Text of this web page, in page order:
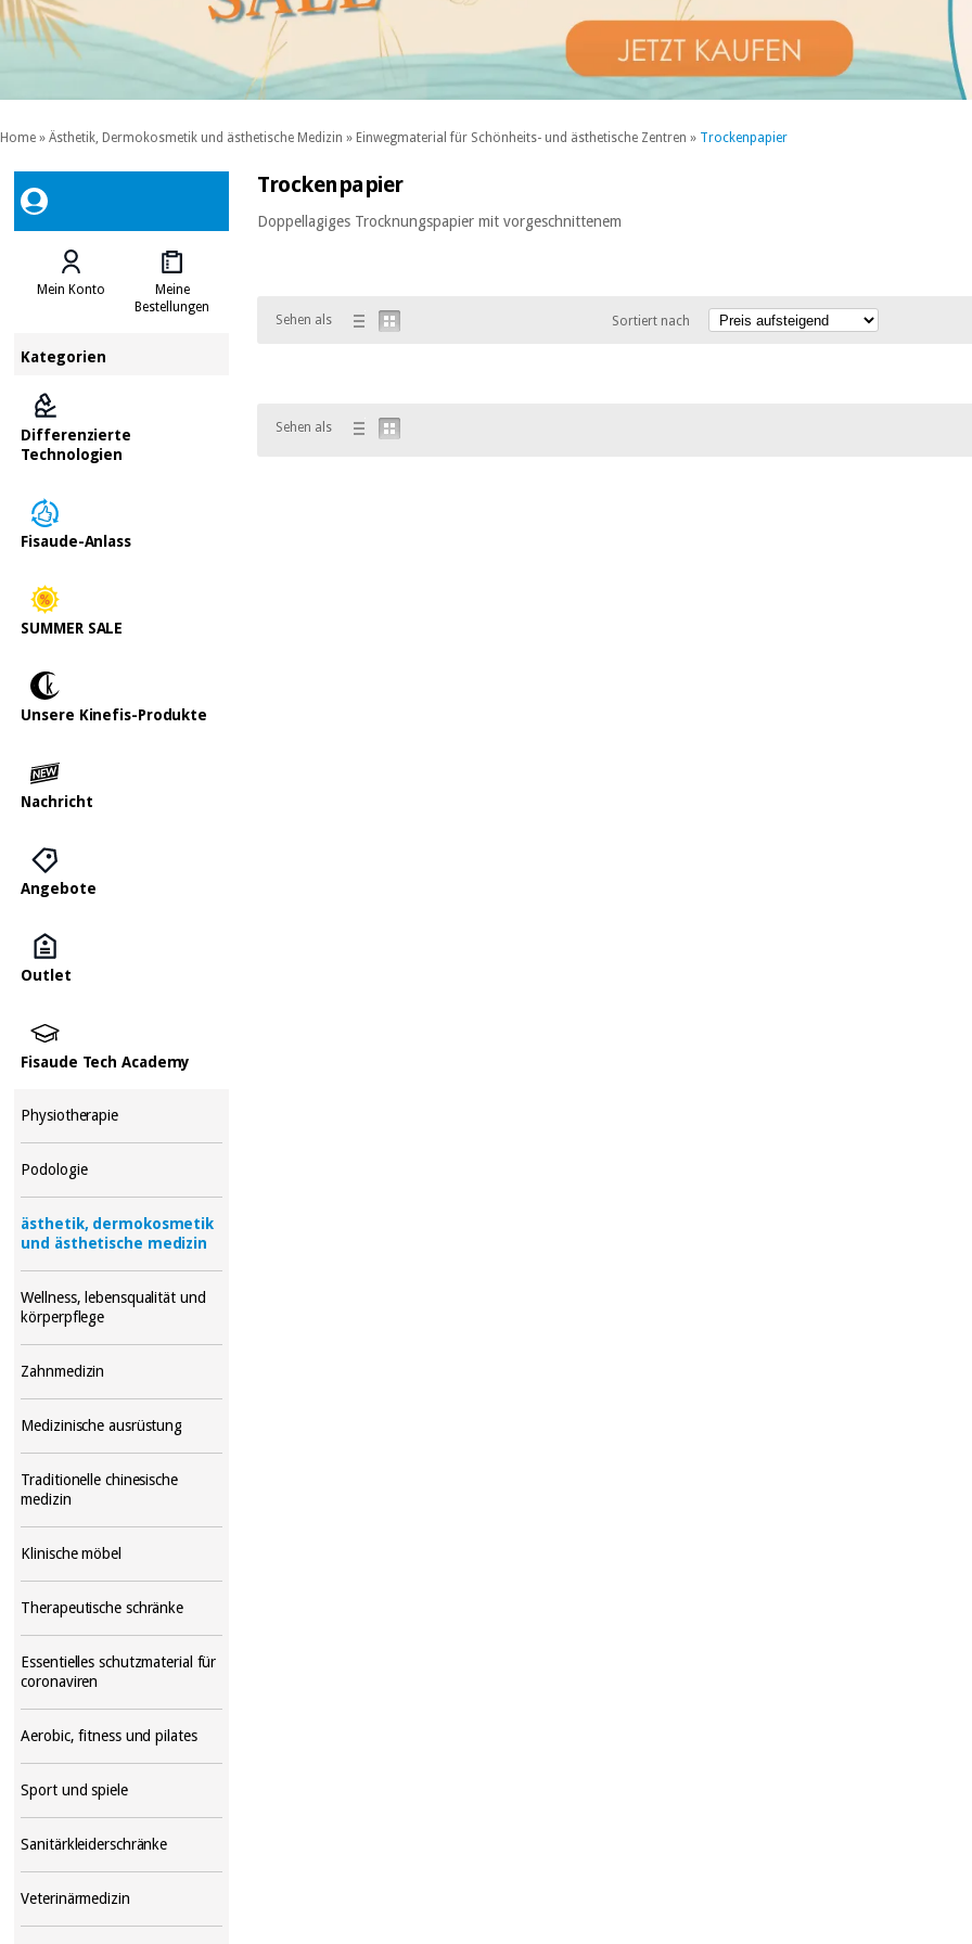
Home » Ästhetik, Dermokosmetik und ästhetische Medizin » Einwegmaterial für Schönheits- und ästhetische Zentren » Trockenpapier
Mein Konto
Meine
Bestellungen
Kategorien
Differenzierte
Technologien
Fisaude-Anlass
SUMMER SALE
Unsere Kinefis-Produkte
Nachricht
Angebote
Outlet
Fisaude Tech Academy
Physiotherapie
Podologie
ästhetik, dermokosmetik
und ästhetische medizin
Wellness, lebensqualität und
körperpflege
Zahnmedizin
Medizinische ausrüstung
Traditionelle chinesische
medizin
Klinische möbel
Therapeutische schränke
Essentielles schutzmaterial für
coronaviren
Aerobic, fitness und pilates
Sport und spiele
Sanitärkleiderschränke
Veterinärmedizin
Trockenpapier
Doppellagiges Trocknungspapier mit vorgeschnittenem
Sehen als Sortiert nach
Sehen als